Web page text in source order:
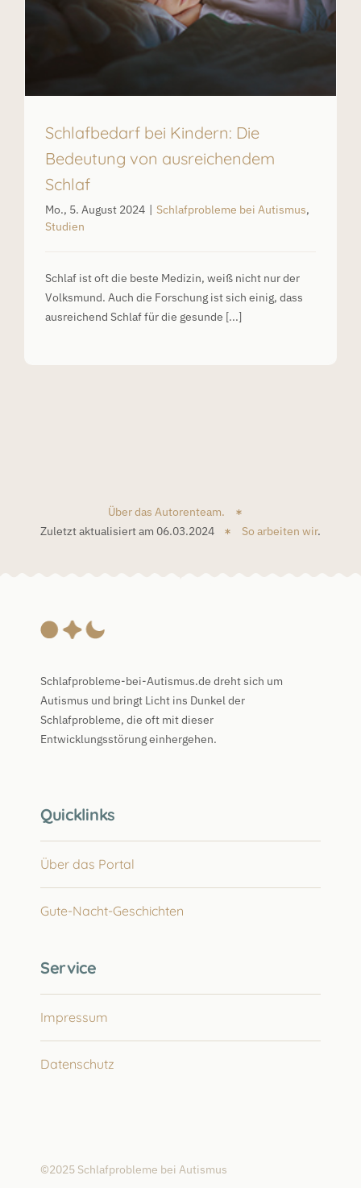
Schlafbedarf bei Kindern: Die
Bedeutung von ausreichendem
Schlaf
Mo., 5. August 2024 Schlafprobleme bei Autismus,
Studien
Schlaf ist oft die beste Medizin, weiß nicht nur der
Volksmund. Auch die Forschung ist sich einig, dass
ausreichend Schlaf für die gesunde [...]
Über das Autorenteam.
Zuletzt aktualisiert am 06.03.2024
So arbeiten wir.
Schlafprobleme-bei-Autismus.de dreht sich um
Autismus und bringt Licht ins Dunkel der
Schlafprobleme, die oft mit dieser
Entwicklungsstörung einhergehen.
Quicklinks
Über das Portal
Gute-Nacht-Geschichten
Service
Impressum
Datenschutz
©2025 Schlafprobleme bei Autismus